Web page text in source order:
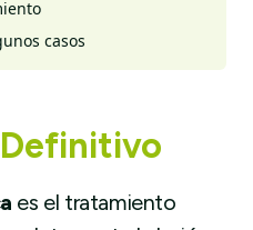
casos
es el tratamiento